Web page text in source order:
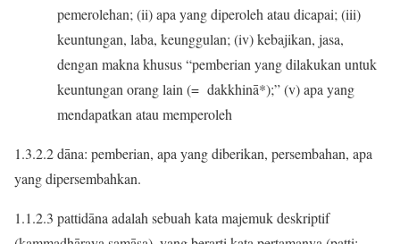
pemerolehan; (ii) apa yang diperoleh atau dicapai; (iii)
keuntungan, laba, keunggulan; (iv) kebajikan, jasa,
dengan makna khusus “pemberian yang dilakukan untuk
keuntungan orang lain (= dakkhinā*);” (v) apa yang
mendapatkan atau memperoleh
1.3.2.2 dāna: pemberian, apa yang diberikan, persembahan, apa
yang dipersembahkan.
1.1.2.3 pattidāna adalah sebuah kata majemuk deskriptif